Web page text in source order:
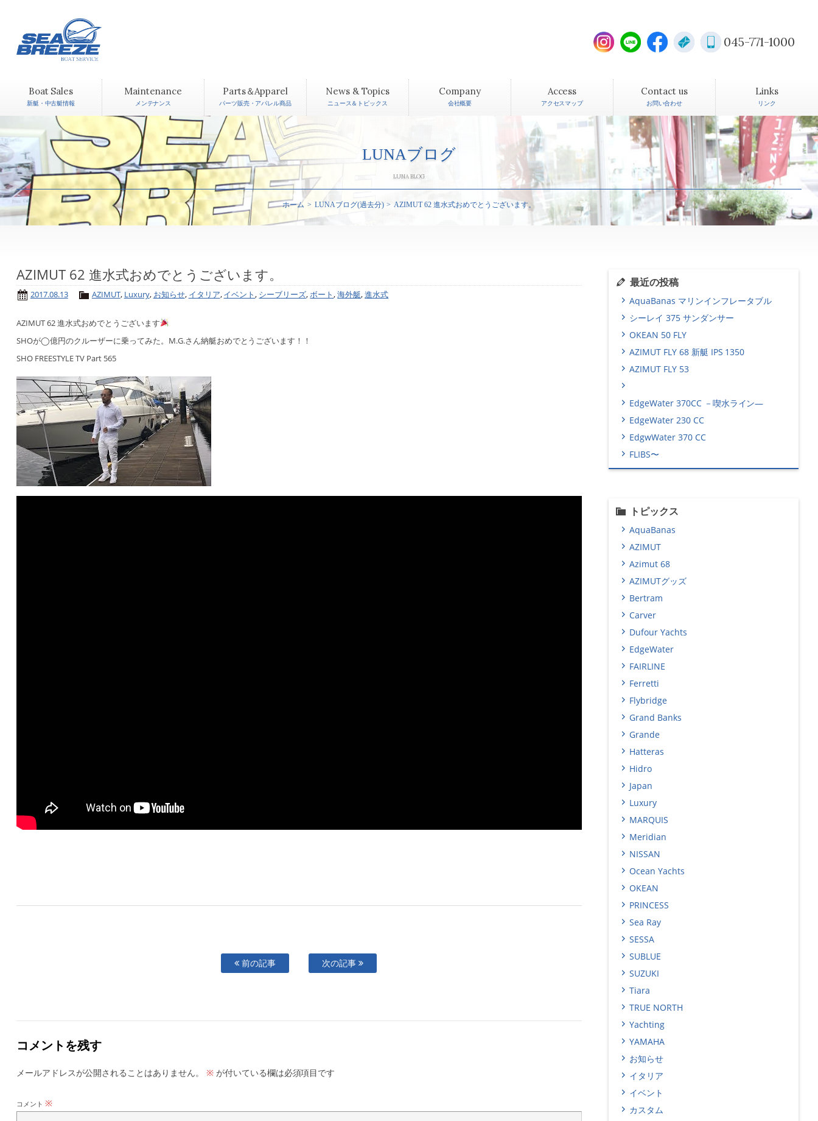
045-771-1000
Boat Sales
新艇・中古艇情報
Maintenance
メンテナンス
Parts＆Apparel
パーツ販売・アパレル商品
News & Topics
ニュース＆トピックス
Company
会社概要
Access
アクセスマップ
Contact us
お問い合わせ
Links
リンク
LUNAブログ
LUNA BLOG
ホーム LUNAブログ(過去分) AZIMUT 62 進水式おめでとうございます。
AZIMUT 62 進水式おめでとうございます。
2017.08.13 AZIMUT, Luxury, お知らせ, イタリア,イベント, シーブリーズ,ボート,海外艇,進水式
AZIMUT 62 進水式おめでとうございます
SHOが◯億円のクルーザーに乗ってみた。M.G.さん納艇おめでとうございます！！
SHO FREESTYLE TV Part 565
前の記事 次の記事
コメントを残す
メールアドレスが公開されることはありません。 ※が付いている欄は必須項目です
コメント ※
最近の投稿
AquaBanas マリンインフレータブル
シーレイ 375 サンダンサー
OKEAN 50 FLY
AZIMUT FLY 68 新艇 IPS 1350
AZIMUT FLY 53
EdgeWater 370CC －喫水ライン―
EdgeWater 230 CC
EdgwWater 370 CC
FLIBS〜
トピックス
AquaBanas
AZIMUT
Azimut 68
AZIMUTグッズ
Bertram
Carver
Dufour Yachts
EdgeWater
FAIRLINE
Ferretti
Flybridge
Grand Banks
Grande
Hatteras
Hidro
Japan
Luxury
MARQUIS
Meridian
NISSAN
Ocean Yachts
OKEAN
PRINCESS
Sea Ray
SESSA
SUBLUE
SUZUKI
Tiara
TRUE NORTH
Yachting
YAMAHA
お知らせ
イタリア
イベント
カスタム